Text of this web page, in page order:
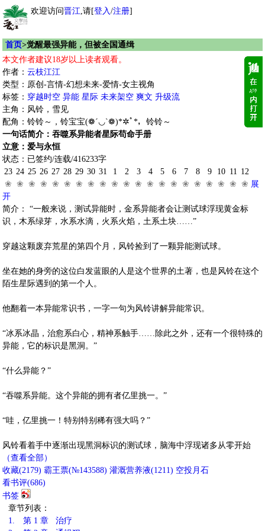
欢迎访问晋江,请[登入/注册]
首页>觉醒最强异能，但被全国通缉
本文作者建议18岁以上读者观看。
作者： 云枝江江
类型：原创-言情-幻想未来-爱情-女主视角
标签： 穿越时空 异能 星际 未来架空 爽文 升级流
主角：风铃，雪见
配角：铃铃～，铃宝宝(❁´◡`❁)*✲ﾟ*，铃铃～
一句话简介：吞噬系异能者星际苟命手册
立意：爱与永恒
状态：已签约/连载/416233字
23
❀
24
❀
25
❀
26
❀
27
❀
28
❀
29
❀
30
❀
31
❀
1
❀
2
❀
3
❀
4
❀
5
❀
6
❀
7
❀
8
❀
9
❀
10
❀
11
❀
12
❀ 展
开
简介： “一般来说，测试异能时，金系异能者会让测试球浮现黄金标
识，木系绿芽，水系水滴，火系火焰，土系土块……”
穿越这颗废弃荒星的第四个月，风铃捡到了一颗异能测试球。
坐在她的身旁的这位白发蓝眼的人是这个世界的土著，也是风铃在这个
陌生星际遇到的第一个人。
他翻着一本异能常识书，一字一句为风铃讲解异能常识。
“冰系冰晶，治愈系白心，精神系触手……除此之外，还有一个很特殊的
异能，它的标识是黑洞。”
“什么异能？”
“吞噬系异能。这个异能的拥有者亿里挑一。”
“哇，亿里挑一！特别特别稀有强大吗？”
风铃看着手中逐渐出现黑洞标识的测试球，脑海中浮现诸多从零开始
（查看全部）
收藏(2179) 霸王票(№143588) 灌溉营养液(1211) 空投月石
看书评(686)
书签
章节列表：
1.
第 1 章 治疗